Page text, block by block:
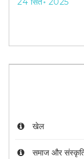
खेल
समाज और